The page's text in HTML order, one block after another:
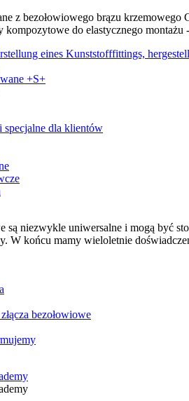
z bezołowiowego brązu
do elastycznego
+S+
dla klientów
są niezwykle uniwersalne i mogą być
W końcu mamy wieloletnie
bezołowiowe